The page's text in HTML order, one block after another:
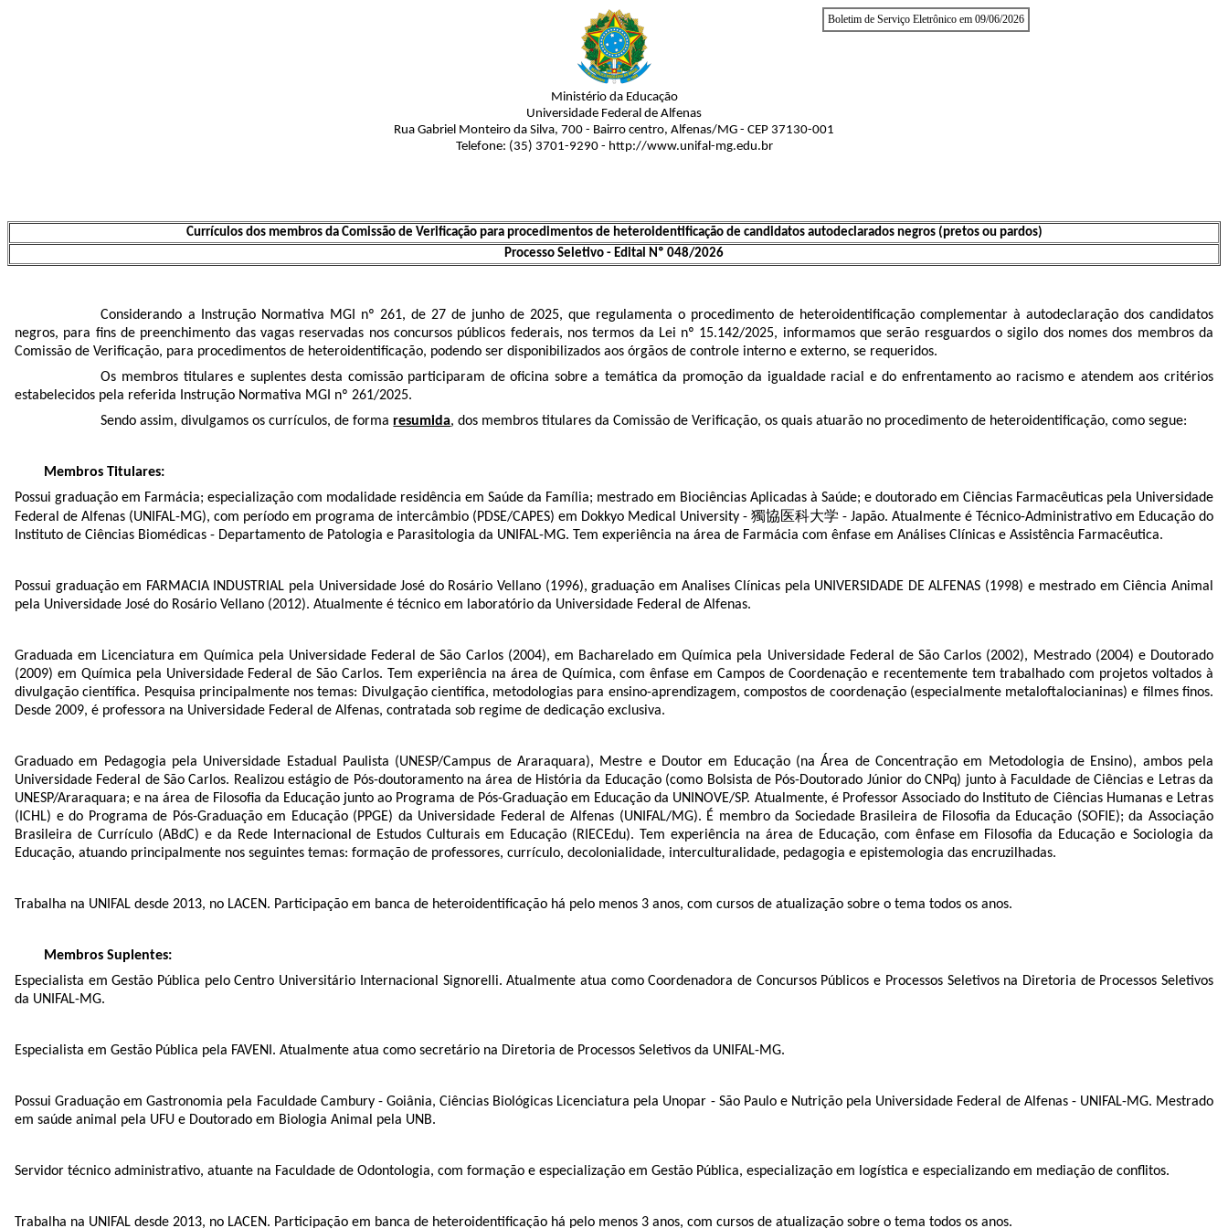
Boletim de Serviço Eletrônico em 09/06/2026
Ministério da Educação
Universidade Federal de Alfenas
Rua Gabriel Monteiro da Silva, 700 - Bairro centro, Alfenas/MG - CEP 37130-001
Telefone: (35) 3701-9290 - http://www.unifal-mg.edu.br
Currículos dos membros da Comissão de Verificação para procedimentos de heteroidentificação de candidatos autodeclarados negros (pretos ou pardos)
Processo Seletivo - Edital Nº 048/2026
Considerando a Instrução Normativa MGI nº 261, de 27 de junho de 2025, que regulamenta o procedimento de heteroidentificação complementar à autodeclaração dos candidatos
negros, para fins de preenchimento das vagas reservadas nos concursos públicos federais, nos termos da Lei nº 15.142/2025, informamos que serão resguardos o sigilo dos nomes dos membros da
Comissão de Verificação, para procedimentos de heteroidentificação, podendo ser disponibilizados aos órgãos de controle interno e externo, se requeridos.
Os membros titulares e suplentes desta comissão participaram de oficina sobre a temática da promoção da igualdade racial e do enfrentamento ao racismo e atendem aos critérios
estabelecidos pela referida Instrução Normativa MGI nº 261/2025.
Sendo assim, divulgamos os currículos, de formaresumida, dos membros titulares da Comissão de Verificação, os quais atuarão no procedimento de heteroidentificação, como segue:
Membros Titulares:
Possui graduação em Farmácia; especialização com modalidade residência em Saúde da Família; mestrado em Biociências Aplicadas à Saúde; e doutorado em Ciências Farmacêuticas pela Universidade
Federal de Alfenas (UNIFAL-MG), com período em programa de intercâmbio (PDSE/CAPES) em Dokkyo Medical University - 獨協医科大学 - Japão. Atualmente é Técnico-Administrativo em Educação do
Instituto de Ciências Biomédicas - Departamento de Patologia e Parasitologia da UNIFAL-MG. Tem experiência na área de Farmácia com ênfase em Análises Clínicas e Assistência Farmacêutica.
Possui graduação em FARMACIA INDUSTRIAL pela Universidade José do Rosário Vellano (1996), graduação em Analises Clínicas pela UNIVERSIDADE DE ALFENAS (1998) e mestrado em Ciência Animal
pela Universidade José do Rosário Vellano (2012). Atualmente é técnico em laboratório da Universidade Federal de Alfenas.
Graduada em Licenciatura em Química pela Universidade Federal de São Carlos (2004), em Bacharelado em Química pela Universidade Federal de São Carlos (2002), Mestrado (2004) e Doutorado
(2009) em Química pela Universidade Federal de São Carlos. Tem experiência na área de Química, com ênfase em Campos de Coordenação e recentemente tem trabalhado com projetos voltados à
divulgação científica. Pesquisa principalmente nos temas: Divulgação científica, metodologias para ensino-aprendizagem, compostos de coordenação (especialmente metaloftalocianinas) e filmes finos.
Desde 2009, é professora na Universidade Federal de Alfenas, contratada sob regime de dedicação exclusiva.
Graduado em Pedagogia pela Universidade Estadual Paulista (UNESP/Campus de Araraquara), Mestre e Doutor em Educação (na Área de Concentração em Metodologia de Ensino), ambos pela
Universidade Federal de São Carlos. Realizou estágio de Pós-doutoramento na área de História da Educação (como Bolsista de Pós-Doutorado Júnior do CNPq) junto à Faculdade de Ciências e Letras da
UNESP/Araraquara; e na área de Filosofia da Educação junto ao Programa de Pós-Graduação em Educação da UNINOVE/SP. Atualmente, é Professor Associado do Instituto de Ciências Humanas e Letras
(ICHL) e do Programa de Pós-Graduação em Educação (PPGE) da Universidade Federal de Alfenas (UNIFAL/MG). É membro da Sociedade Brasileira de Filosofia da Educação (SOFIE); da Associação
Brasileira de Currículo (ABdC) e da Rede Internacional de Estudos Culturais em Educação (RIECEdu). Tem experiência na área de Educação, com ênfase em Filosofia da Educação e Sociologia da
Educação, atuando principalmente nos seguintes temas: formação de professores, currículo, decolonialidade, interculturalidade, pedagogia e epistemologia das encruzilhadas.
Trabalha na UNIFAL desde 2013, no LACEN. Participação em banca de heteroidentificação há pelo menos 3 anos, com cursos de atualização sobre o tema todos os anos.
Membros Suplentes:
Especialista em Gestão Pública pelo Centro Universitário Internacional Signorelli. Atualmente atua como Coordenadora de Concursos Públicos e Processos Seletivos na Diretoria de Processos Seletivos
da UNIFAL-MG.
Especialista em Gestão Pública pela FAVENI. Atualmente atua como secretário na Diretoria de Processos Seletivos da UNIFAL-MG.
Possui Graduação em Gastronomia pela Faculdade Cambury - Goiânia, Ciências Biológicas Licenciatura pela Unopar - São Paulo e Nutrição pela Universidade Federal de Alfenas - UNIFAL-MG. Mestrado
em saúde animal pela UFU e Doutorado em Biologia Animal pela UNB.
Servidor técnico administrativo, atuante na Faculdade de Odontologia, com formação e especialização em Gestão Pública, especialização em logística e especializando em mediação de conflitos.
Trabalha na UNIFAL desde 2013, no LACEN. Participação em banca de heteroidentificação há pelo menos 3 anos, com cursos de atualização sobre o tema todos os anos.